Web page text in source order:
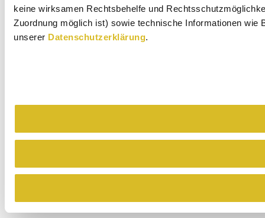
keine wirksamen Rechtsbehelfe und
Zuordnung möglich ist) sowie technische Informationen wie
unserer Datenschutzerklärung.